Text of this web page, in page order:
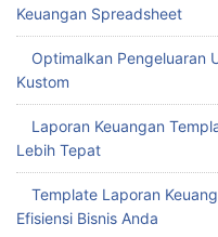
Keuangan Spreadsheet
Optimalkan Pengeluaran
Kustom
Laporan Keuangan
Lebih Tepat
Template Laporan
Efisiensi Bisnis Anda